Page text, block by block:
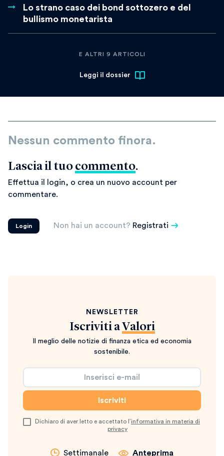
Lo strano caso dei bond sottozero e del
bullismo monetarista
E ALTRI 9 ARTICOLI
Leggi il dossier
Nessun commento finora.
Lascia il tuo commento.
Effettua il login, o crea un nuovo account per
commentare.
Login Non hai un account? Registrati
NEWSLETTER
Iscriviti a Valori
Il meglio delle notizie di finanza etica ed economia
sostenibile.
Dichiaro di aver letto e accettato l’informativa in materia di
privacy
Settimanale Anteprima